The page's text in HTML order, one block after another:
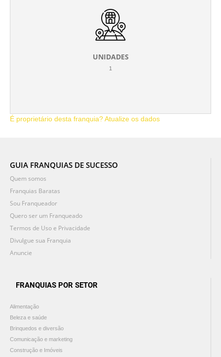
UNIDADES
1
É proprietário desta franquia? Atualize os dados
GUIA FRANQUIAS DE SUCESSO
Quem somos
Franquias Baratas
Sou Franqueador
Quero ser um Franqueado
Termos de Uso e Privacidade
Divulgue sua Franquia
Anuncie
FRANQUIAS POR SETOR
Alimentação
Beleza e saúde
Brinquedos e diversão
Comunicação e marketing
Construção e Imóveis